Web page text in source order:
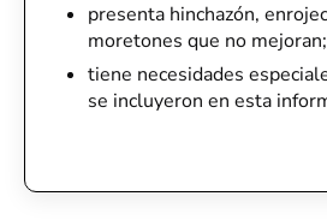
presenta hinchazón,
moretones que no mejoran;
tiene necesidades
se incluyeron en esta